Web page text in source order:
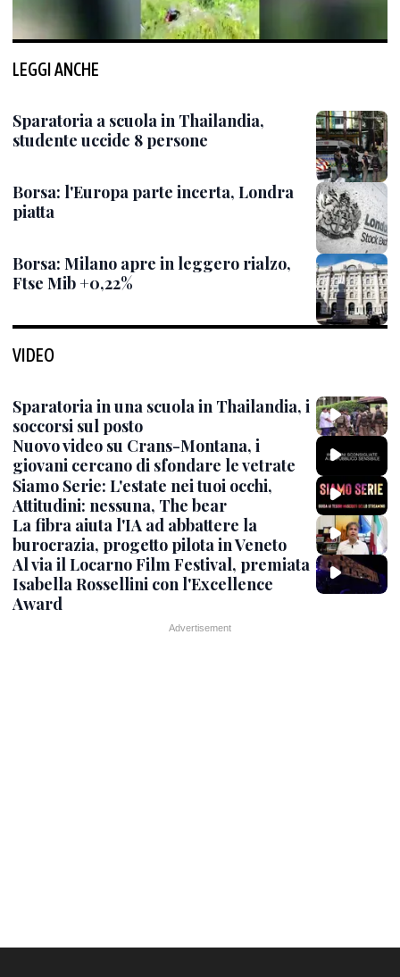
LEGGI ANCHE
Sparatoria a scuola in Thailandia,
studente uccide 8 persone
Borsa: l'Europa parte incerta, Londra
piatta
Borsa: Milano apre in leggero rialzo,
Ftse Mib +0,22%
VIDEO
Sparatoria in una scuola in Thailandia, i
soccorsi sul posto
Nuovo video su Crans-Montana, i
giovani cercano di sfondare le vetrate
Siamo Serie: L'estate nei tuoi occhi,
Attitudini: nessuna, The bear
La fibra aiuta l'IA ad abbattere la
burocrazia, progetto pilota in Veneto
Al via il Locarno Film Festival, premiata
Isabella Rossellini con l'Excellence
Award